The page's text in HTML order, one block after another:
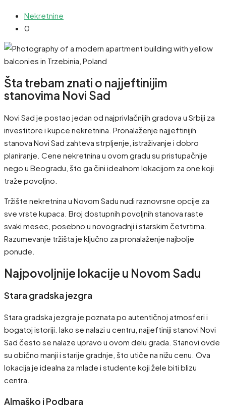
Nekretnine
0
Šta trebam znati o najjeftinijim
stanovima Novi Sad
Novi Sad je postao jedan od najprivlačnijih gradova u Srbiji za
investitore i kupce nekretnina. Pronalaženje najjeftinijih
stanova Novi Sad zahteva strpljenje, istraživanje i dobro
planiranje. Cene nekretnina u ovom gradu su pristupačnije
nego u Beogradu, što ga čini idealnom lokacijom za one koji
traže povoljno.
Tržište nekretnina u Novom Sadu nudi raznovrsne opcije za
sve vrste kupaca. Broj dostupnih povoljnih stanova raste
svaki mesec, posebno u novogradnji i starskim četvrtima.
Razumevanje tržišta je ključno za pronalaženje najbolje
ponude.
Najpovoljnije lokacije u Novom Sadu
Stara gradska jezgra
Stara gradska jezgra je poznata po autentičnoj atmosferi i
bogatoj istoriji. Iako se nalazi u centru, najjeftiniji stanovi Novi
Sad često se nalaze upravo u ovom delu grada. Stanovi ovde
su obično manji i starije gradnje, što utiče na nižu cenu. Ova
lokacija je idealna za mlade i studente koji žele biti blizu
centra.
Almaško i Podbara